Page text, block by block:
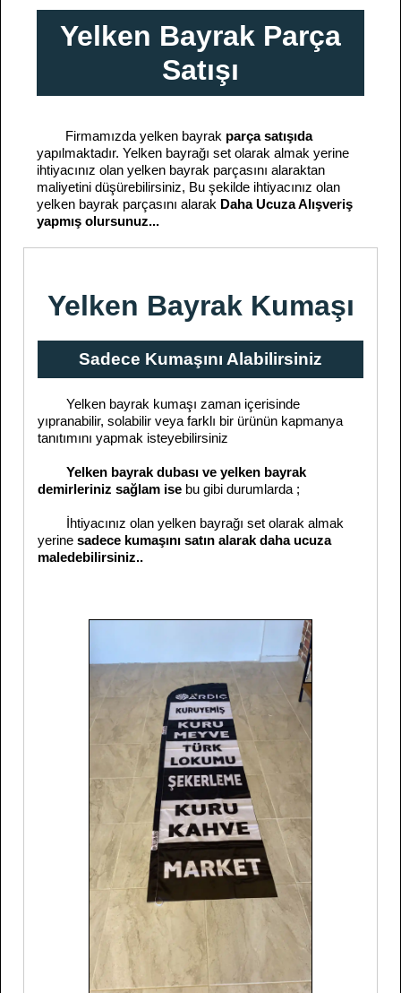
Yelken Bayrak Parça
Satışı
Firmamızda yelken bayrak parça satışıda
yapılmaktadır. Yelken bayrağı set olarak almak yerine
ihtiyacınız olan yelken bayrak parçasını alaraktan
maliyetini düşürebilirsiniz, Bu şekilde ihtiyacınız olan
yelken bayrak parçasını alarak Daha Ucuza Alışveriş
yapmış olursunuz...
Yelken Bayrak Kumaşı
Sadece Kumaşını Alabilirsiniz
Yelken bayrak kumaşı zaman içerisinde
yıpranabilir, solabilir veya farklı bir ürünün kapmanya
tanıtımını yapmak isteyebilirsiniz
Yelken bayrak dubası ve yelken bayrak
demirleriniz sağlam ise bu gibi durumlarda ;
İhtiyacınız olan yelken bayrağı set olarak almak
yerine sadece kumaşını satın alarak daha ucuza
maledebilirsiniz..